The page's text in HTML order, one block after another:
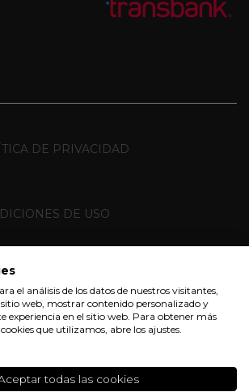
DE PRIVACIDAD
DE USO
el análisis de los datos de nuestros visitantes,
web, mostrar contenido personalizado y
experiencia en el sitio web. Para obtener más
que utilizamos, abre los ajustes.
todas las cookies